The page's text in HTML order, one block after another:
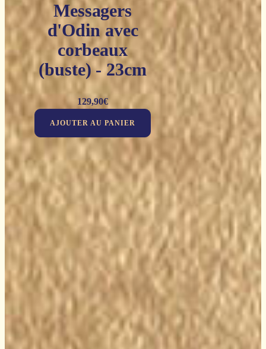
Messagers
d'Odin avec
corbeaux
(buste) - 23cm
129,90€
AJOUTER AU PANIER